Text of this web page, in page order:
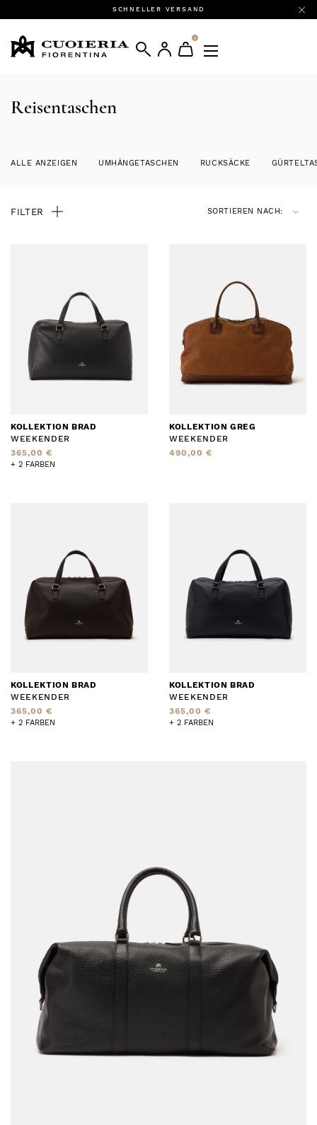
SCHNELLER VERSAND
0
Reisentaschen
ALLE ANZEIGEN UMHÄNGETASCHEN RUCKSÄCKE
FILTER SORTIEREN NACH:
KOLLEKTION BRAD
WEEKENDER
365,00 €
+ 2 FARBEN
KOLLEKTION GREG
WEEKENDER
490,00 €
KOLLEKTION BRAD
WEEKENDER
365,00 €
+ 2 FARBEN
KOLLEKTION BRAD
WEEKENDER
365,00 €
+ 2 FARBEN